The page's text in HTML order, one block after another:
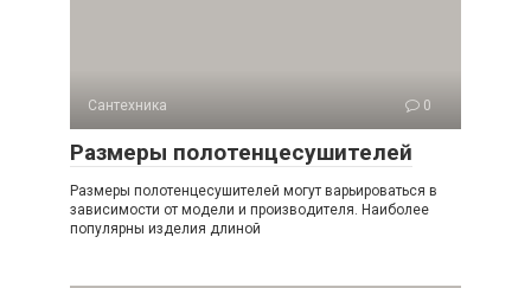
Сантехника 0
Размеры полотенцесушителей
Размеры полотенцесушителей могут варьироваться в
зависимости от модели и производителя. Наиболее
популярны изделия длиной